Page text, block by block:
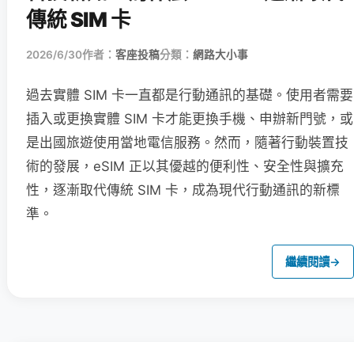
傳統 SIM 卡
2026/6/30作者： 客座投稿分類： 網路大小事
過去實體 SIM 卡一直都是行動通訊的基礎。使用者需要
插入或更換實體 SIM 卡才能更換手機、申辦新門號，或
是出國旅遊使用當地電信服務。然而，隨著行動裝置技
術的發展，eSIM 正以其優越的便利性、安全性與擴充
性，逐漸取代傳統 SIM 卡，成為現代行動通訊的新標
準。
繼續閱讀→